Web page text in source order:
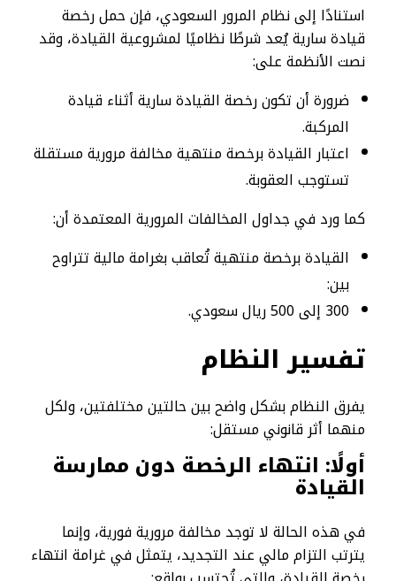
استنادًا إلى نظام المرور السعودي، فإن حمل رخصة
قيادة سارية يُعد شرطًا نظاميًا لمشروعية القيادة، وقد
نصت الأنظمة على:
ضرورة أن تكون رخصة القيادة سارية أثناء قيادة
المركبة.
اعتبار القيادة برخصة منتهية مخالفة مرورية مستقلة
تستوجب العقوبة.
كما ورد في جداول المخالفات المرورية المعتمدة أن:
القيادة برخصة منتهية تُعاقب بغرامة مالية تتراوح
بين:
300 إلى 500 ريال سعودي.
تفسير النظام
يفرق النظام بشكل واضح بين حالتين مختلفتين، ولكل
منهما أثر قانوني مستقل:
أولًا: انتهاء الرخصة دون ممارسة
القيادة
في هذه الحالة لا توجد مخالفة مرورية فورية، وإنما
يترتب التزام مالي عند التجديد، يتمثل في غرامة انتهاء